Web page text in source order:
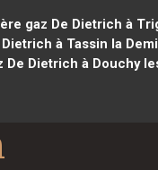
gaz De Dietrich à
à Tassin la
De Dietrich à Douchy